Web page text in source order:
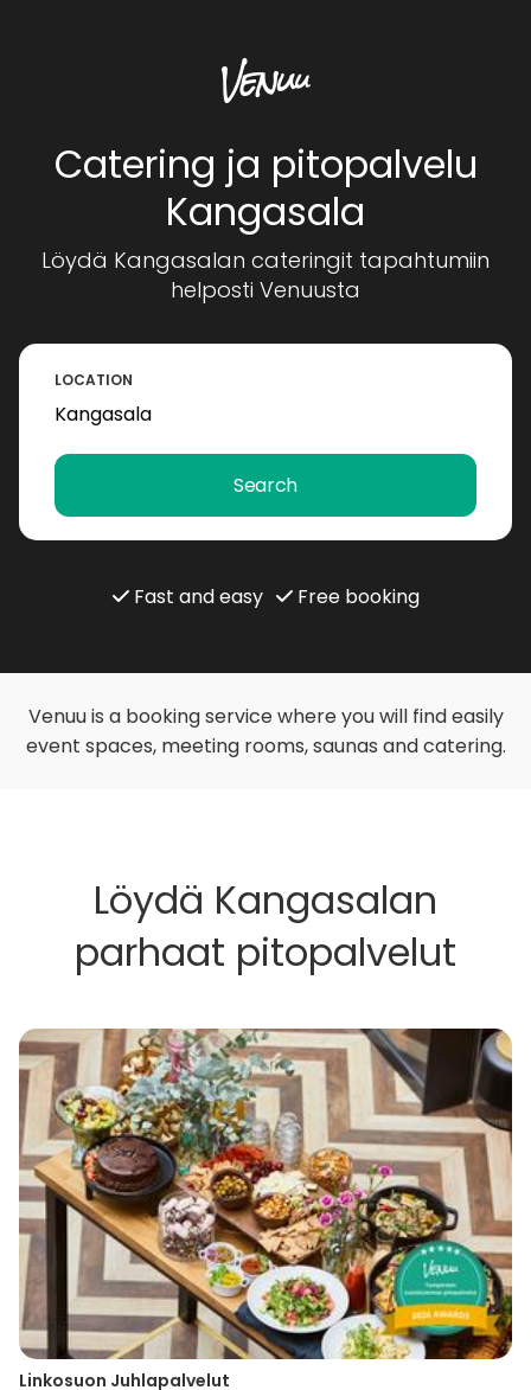
Catering ja pitopalvelu
Kangasala
Löydä Kangasalan cateringit tapahtumiin
helposti Venuusta
LOCATION
Search
Fast and easy Free booking
Venuu is a booking service where you will find easily
event spaces, meeting rooms, saunas and catering.
Löydä Kangasalan
parhaat pitopalvelut
Linkosuon Juhlapalvelut